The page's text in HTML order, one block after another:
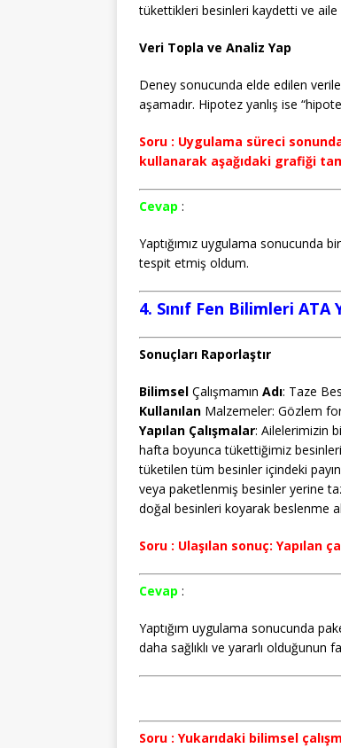
tükettikleri besinleri kaydetti ve
Veri Topla ve Analiz Yap
Deney sonucunda elde edilen
aşamadır. Hipotez yanlış ise
Soru : Uygulama süreci
kullanarak aşağıdaki grafiği
Cevap :
Yaptığımız uygulama sonucunda
tespit etmiş oldum.
4. Sınıf Fen Bilimleri ATA
Sonuçları Raporlaştır
Bilimsel Çalışmamın Adı: Taze
Kullanılan Malzemeler: Gözlem
Yapılan Çalışmalar: Ailelerimizin
hafta boyunca tükettiğimiz
tüketilen tüm besinler içindeki
veya paketlenmiş besinler yerine
doğal besinleri koyarak beslenme
Soru : Ulaşılan sonuç: Yapılan
Cevap :
Yaptığım uygulama sonucunda
daha sağlıklı ve yararlı olduğunun
Soru : Yukarıdaki bilimsel